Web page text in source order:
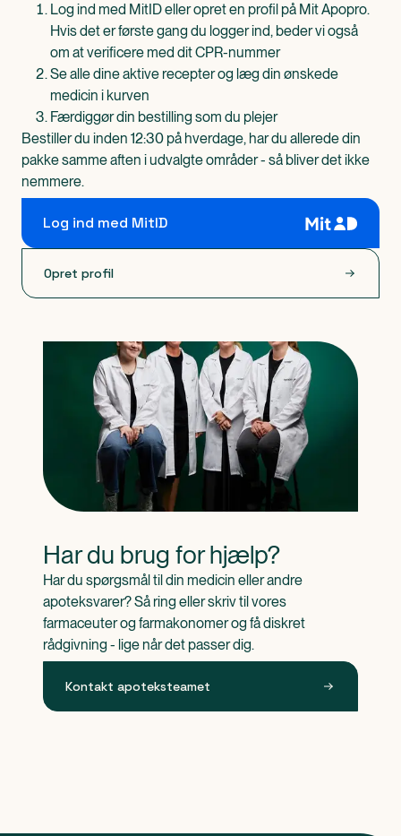
Log ind med MitID eller opret en profil på Mit Apopro.
Hvis det er første gang du logger ind, beder vi også
om at verificere med dit CPR-nummer
Se alle dine aktive recepter og læg din ønskede
medicin i kurven
Færdiggør din bestilling som du plejer
Bestiller du inden 12:30 på hverdage, har du allerede din
pakke samme aften i udvalgte områder - så bliver det ikke
nemmere.
Log ind med MitID
Opret profil
Har du brug for hjælp?
Har du spørgsmål til din medicin eller andre
apoteksvarer? Så ring eller skriv til vores
farmaceuter og farmakonomer og få diskret
rådgivning - lige når det passer dig.
Kontakt apoteksteamet